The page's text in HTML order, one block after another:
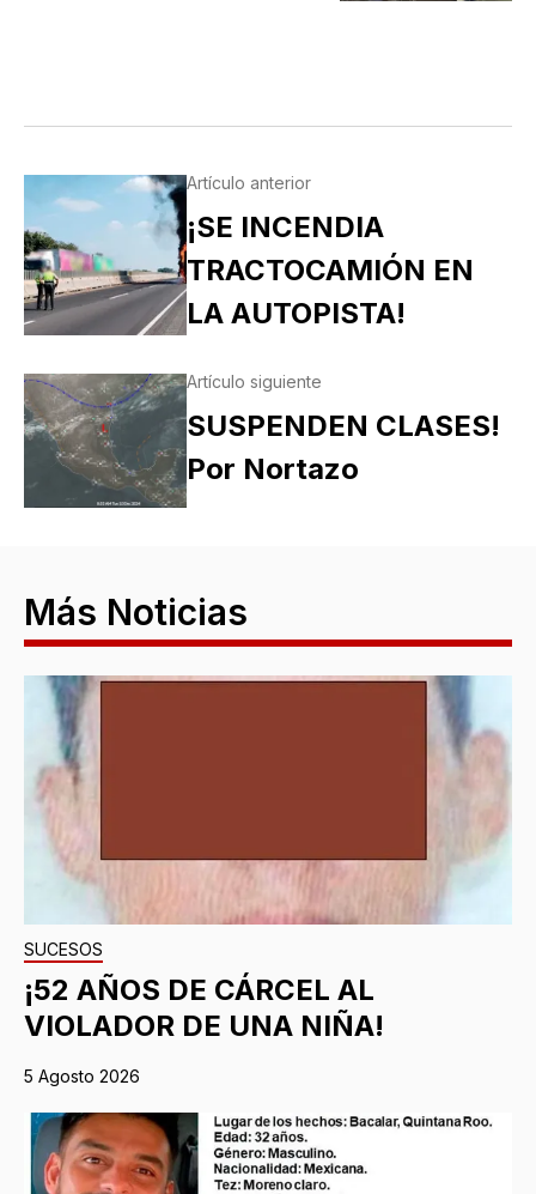
Artículo anterior
¡SE INCENDIA
TRACTOCAMIÓN EN
LA AUTOPISTA!
Artículo siguiente
SUSPENDEN CLASES!
Por Nortazo
Más Noticias
SUCESOS
¡52 AÑOS DE CÁRCEL AL
VIOLADOR DE UNA NIÑA!
5 Agosto 2026